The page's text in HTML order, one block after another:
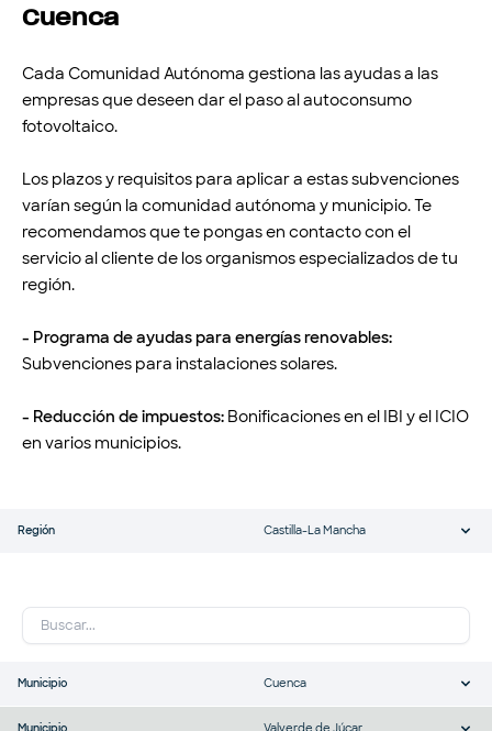
Cuenca
Cada Comunidad Autónoma gestiona las ayudas a las
empresas que deseen dar el paso al autoconsumo
fotovoltaico.
Los plazos y requisitos para aplicar a estas subvenciones
varían según la comunidad autónoma y municipio. Te
recomendamos que te pongas en contacto con el
servicio al cliente de los organismos especializados de tu
región.
- Programa de ayudas para energías renovables:
Subvenciones para instalaciones solares.
- Reducción de impuestos: Bonificaciones en el IBI y el ICIO
en varios municipios.
Región Castilla-La Mancha
Municipio Cuenca
Municipio Valverde de Júcar